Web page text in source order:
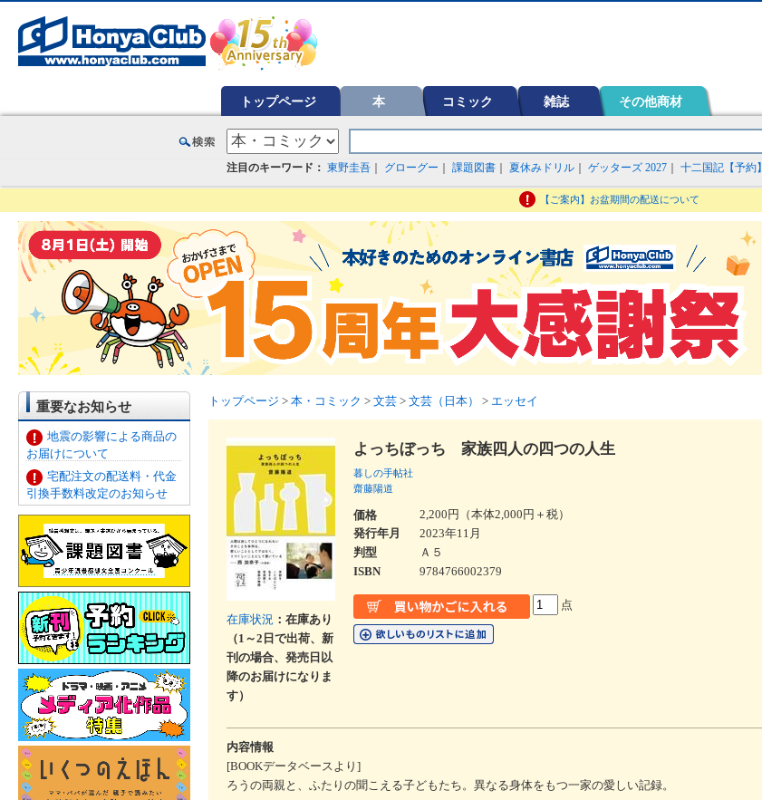
トップページ 本 コミック 雑誌 その他商材
注目のキーワード： 東野圭吾 グローグー 課題図書 夏休みドリル ゲッターズ 2027 十二国記【予約】
【ご案内】お盆期間の配送について
重要なお知らせ
地震の影響による商品の
お届けについて
宅配注文の配送料・代金
引換手数料改定のお知らせ
トップページ > 本・コミック > 文芸 > 文芸（日本） > エッセイ
在庫状況 ：在庫あり
（1～2日で出荷、新
刊の場合、発売日以
降のお届けになりま
す）
よっちぼっち 家族四人の四つの人生
暮しの手帖社
齋藤陽道
価格
2,200円（本体2,000円＋税）
発行年月
2023年11月
判型
Ａ５
ISBN
9784766002379
点
内容情報
[BOOKデータベースより]
ろうの両親と、ふたりの聞こえる子どもたち。異なる身体をもつ一家の愛しい記録。